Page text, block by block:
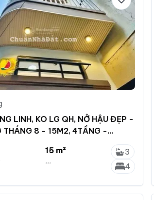
LINH, KO LG QH, NỞ HẬU ĐẸP -
THÁNG 8 - 15M2, 4TẦNG -
15 m²
...
3
4